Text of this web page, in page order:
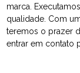
marca.
qualidade. Com
teremos o prazer
entrar em contato